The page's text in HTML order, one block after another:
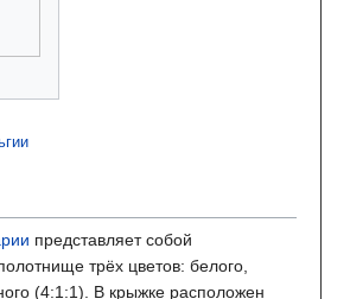
представляет собой
трёх цветов: белого,
(4:1:1). В крыжке расположен